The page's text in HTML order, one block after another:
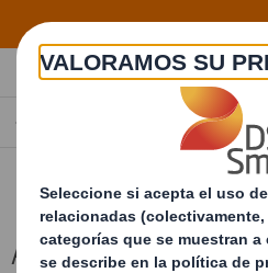
Skip to main content
ACONDICIONAMIENTO
Acondicionamiento de